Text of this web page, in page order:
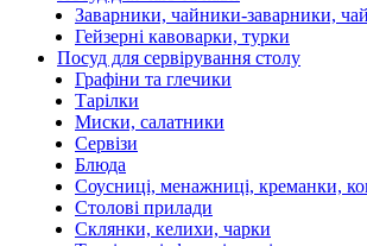
Заварники, чайники-заварники,
Гейзерні кавоварки, турки
Посуд для сервірування столу
Графіни та глечики
Тарілки
Миски, салатники
Сервізи
Блюда
Соусниці, менажниці, креманки,
Столові прилади
Склянки, келихи, чарки